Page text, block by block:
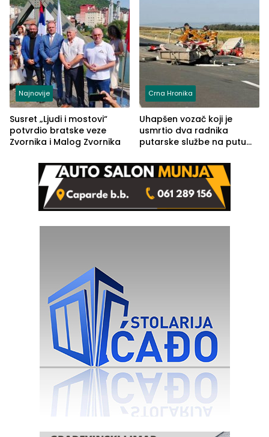
Najnovije
Susret „Ljudi i mostovi“
potvrdio bratske veze
Zvornika i Malog Zvornika
Crna Hronika
Uhapšen vozač koji je
usmrtio dva radnika
putarske službe na putu
(FOTO)